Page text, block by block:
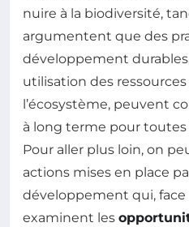
nuire à la biodiversité,
argumentent que des
développement
utilisation des
l’écosystème, peuvent
à long terme pour
Pour aller plus loin, on
actions mises en place
développement qui,
examinent les